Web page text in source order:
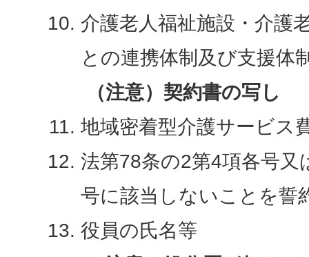
介護老人福祉施設・介護
との連携体制及び支援体
（注意）契約書の写し
地域密着型介護サービス
法第78条の2第4項各号又
号に該当しないことを誓
役員の氏名等